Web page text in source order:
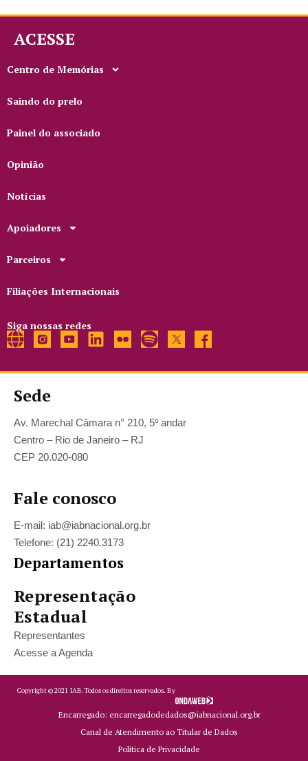
ACESSE
Centro de Memórias
Saindo do prelo
Painel do associado
Opinião
Notícias
Apoiadores
Parceiros
Filiações Internacionais
Siga nossas redes
Sede
Av. Marechal Câmara n° 210, 5º andar
Centro – Rio de Janeiro – RJ
CEP 20.020-080
Fale conosco
E-mail: iab@iabnacional.org.br
Telefone: (21) 2240.3173
Departamentos
Representação
Estadual
Representantes
Acesse a Agenda
Copyright ©2021 IAB.Todos os direitos reservados. By
Encarregado: encarregadodedados@iabnacional.org.br
Canal de Atendimento ao Titular de Dados
Política de Privacidade